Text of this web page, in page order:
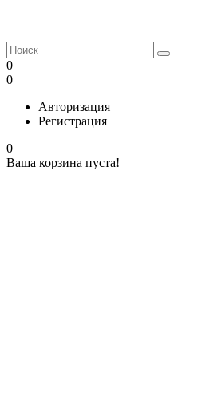
0
0
Авторизация
Регистрация
0
Ваша корзина пуста!